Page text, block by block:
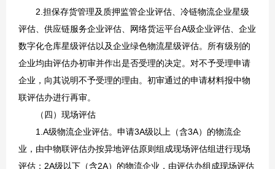
2.担保存货管理及质押监管企业评估、冷链物流企业星级
评估、供应链服务企业评估、网络货运平台A级企业评估、企业
数字化仓库星级评估以及企业绿色物流星级评估。所有级别的
企业均由评估办初审并作出是否受理的决定。对不予受理申请
企业，向其说明不予受理的理由。初审通过的申请材料报中物
联评估办进行再审。
（四）现场评估
1.A级物流企业评估。申请3A级以上（含3A）的物流企
业，由中物联评估办按异地评估原则组成现场评估组进行现场
评估；2A级以下（含2A）的物流企业，由评估办组成现场评估